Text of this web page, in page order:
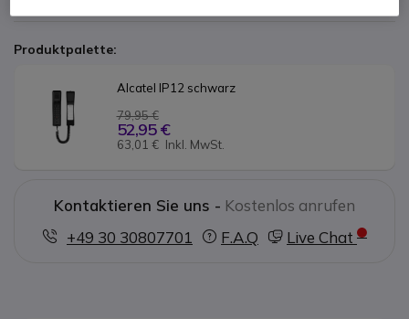
Produktpalette:
Alcatel IP12 schwarz
79,95 €
52,95 €
63,01 € Inkl. MwSt.
Kontaktieren Sie uns - Kostenlos anrufen
+49 30 30807701
F.A.Q Live Chat